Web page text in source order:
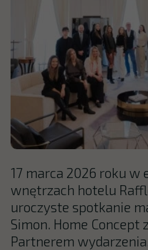
17 marca 2026 roku w
wnętrzach hotelu
uroczyste spotkanie
Simon. Home Concept
Partnerem